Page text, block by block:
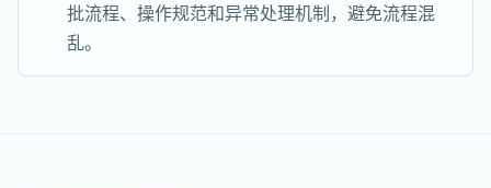
批流程、操作规范和异常处理机制，避免流程混
乱。